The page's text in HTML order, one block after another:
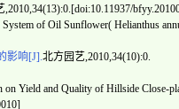
of Oil Sunflower( Helianthus
影响[J].北方园艺,2010,34(10):0.
Yield and Quality of Hillside Close-